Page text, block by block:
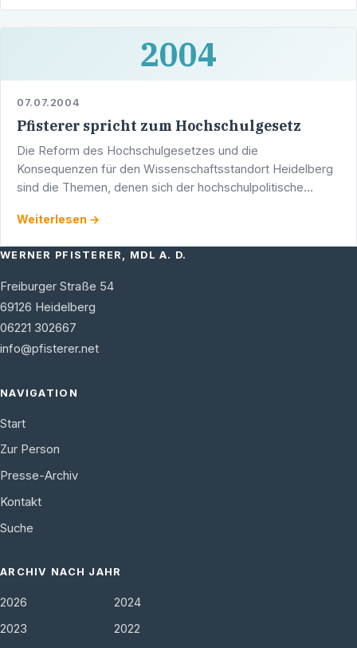
2004
07.07.2004
Pfisterer spricht zum Hochschulgesetz
Die Reform des Hochschulgesetzes und die
Konsequenzen für den Wissenschaftsstandort Heidelberg
sind die Themen, denen sich der hochschulpolitische
in seinem Vortrag …
Weiterlesen →
WERNER PFISTERER, MDL A. D.
Freiburger Straße 54
69126 Heidelberg
06221 302667
info@pfisterer.net
NAVIGATION
Start
Zur Person
Presse-Archiv
Kontakt
Suche
ARCHIV NACH JAHR
2026
2024
2023
2022